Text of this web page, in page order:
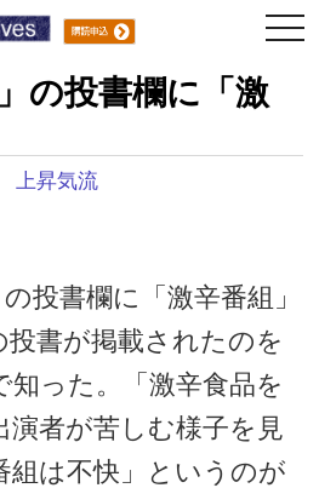
の投書欄に「激
上昇気流
投書欄に「激辛番組」
書が掲載されたのを
った。「激辛食品を
者が苦しむ様子を見
組は不快」というのが